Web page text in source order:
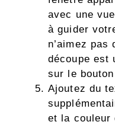
avec une
à guider
n’aimez
découpe est
sur le
Ajoutez du
et la couleur